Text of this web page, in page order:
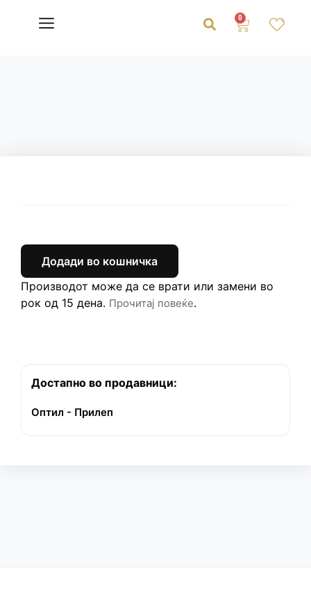
0
Додади во кошничка
Производот може да се врати или замени во
рок од 15 дена. Прочитај повеќе.
Достапно во продавници:
Оптил - Прилеп